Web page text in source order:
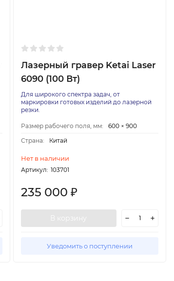
Лазерный гравер Ketai Laser
6090 (100 Вт)
Для широкого спектра задач, от
маркировки готовых изделий до лазерной
резки.
Размер рабочего поля, мм:
600 × 900
Страна:
Китай
Нет в наличии
Артикул: 103701
235 000 ₽
В корзину
Уведомить о поступлении